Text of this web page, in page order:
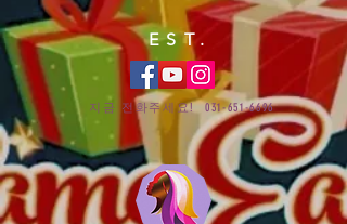
EST.
지금 전화주세요!031-651-6696